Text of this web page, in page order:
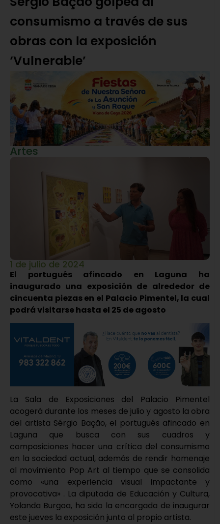
consumismo a través de sus
obras con la exposición
‘Vulnerable’
Artes
1 de julio de 2024
El portugués afincado en Laguna ha
inaugurado una exposición de alrededor de
cincuenta piezas en el Palacio Pimentel, la cual
podrá visitarse hasta el 25 de agosto
La Sala de Exposiciones del Palacio Pimentel
acogerá durante los meses de julio y agosto la obra
del artista Sérgio Bação, el portugués afincado en
Laguna que busca con sus cuadros y
composiciones hacer una crítica del consumismo
en la sociedad actual, además de rendir homenaje
al movimiento Pop Art al tiempo que se consolida
como «una experiencia visual impactante y
provocativa» . La diputada de Educación y Cultura,
Yolanda Burgoa, ha sido la encargada de inaugurar
este jueves la exposición junto al propio artista.